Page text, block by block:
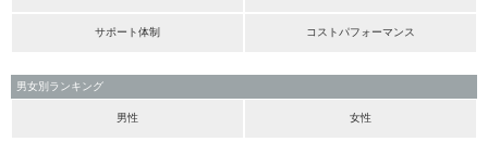
サポート体制 コストパフォーマンス
男女別ランキング
男性 女性